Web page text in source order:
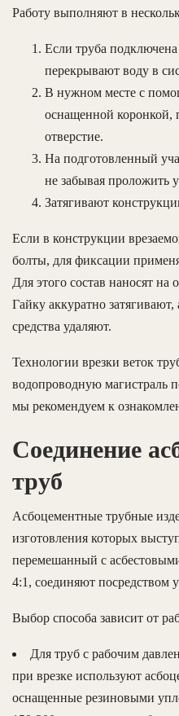
Работу выполняют в
Если труба
перекрывают воду в
В нужном месте с
оснащенной коронкой,
отверстие.
На подготовленный
не забывая проложить
Затягивают
Если в конструкции
болты, для фиксации
Для этого состав наносят
Гайку аккуратно
средства удаляют.
Технологии врезки веток
водопроводную магистраль
мы рекомендуем к
Соединение
труб
Асбоцементные трубные
изготовления которых
перемешанный с
4:1, соединяют посредством
Выбор способа зависит от
Для труб с рабочим
при врезке используют
оснащенные резиновыми